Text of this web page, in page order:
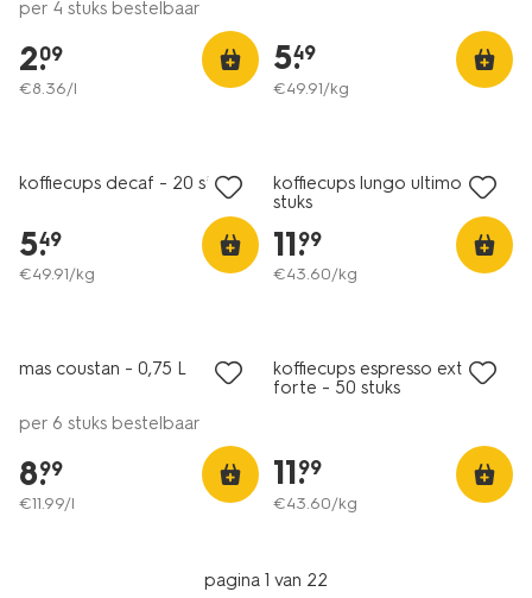
per 4 stuks bestelbaar
2.
09
€8.36/l
5.
49
€49.91/kg
koffiecups decaf - 20 stuks
5.
49
€49.91/kg
koffiecups lungo ultimo - 50
stuks
11.
99
€43.60/kg
9-
mas coustan - 0,75 L
per 6 stuks bestelbaar
8.
99
€11.99/l
koffiecups espresso extra
forte - 50 stuks
11.
99
€43.60/kg
pagina 1 van 22